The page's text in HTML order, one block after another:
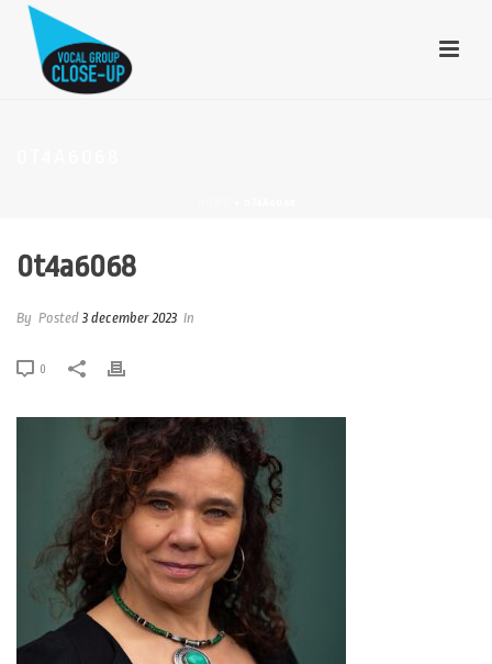
0t4a6068
By Posted 3 december 2023 In
0